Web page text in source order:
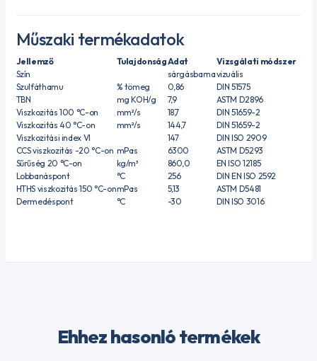
Műszaki termékadatok
Jellemző TulajdonságAdat
Vizsgálati módszer
Szín
sárgásbarnavizuális
Szulfáthamu
% tömeg 0,86
DIN 51575
TBN
mg KOH/g 7,9
ASTM D2896
Viszkozitás 100 °C-on
mm²/s 18,7
DIN 51659-2
Viszkozitás 40 °C-on
mm²/s 144,7
DIN 51659-2
Viszkozitási index VI
147
DIN ISO 2909
CCS viszkozitás -20 °C-on mPa·s 6300
ASTM D5293
Sűrűség 20 °C-on
kg/m³ 860,0
EN ISO 12185
Lobbanáspont
°C 256
DIN EN ISO 2592
HTHS viszkozitás 150 °C-onmPa·s 5,13
ASTM D5481
Dermedéspont
°C -30 DIN ISO 3016
Ehhez hasonló termékek